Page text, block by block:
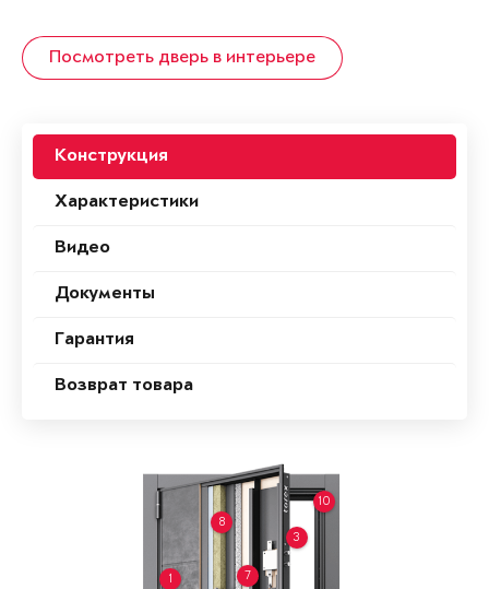
Посмотреть дверь в интерьере
Конструкция
Характеристики
Видео
Документы
Гарантия
Возврат товара
1
3
7
8
10